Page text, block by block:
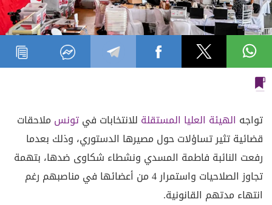
تواجه الهيئة العليا المستقلة للانتخابات فيتونس ملاحقات
قضائية تثير تساؤلات حول مصيرها الدستوري، وذلك بعدما
رفعت النائبة فاطمة المسدي ونشطاء شكاوى ضدها، بتهمة
تجاوز الصلاحيات واستمرار 4 من أعضائها في مناصبهم رغم
انتهاء مدتهم القانونية.